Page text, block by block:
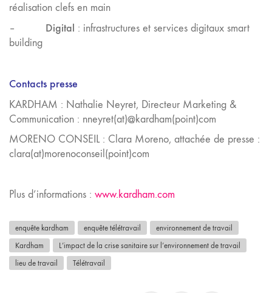
réalisation clefs en main
– Digital : infrastructures et services digitaux smart
building
Contacts presse
KARDHAM : Nathalie Neyret, Directeur Marketing &
Communication : nneyret(at)@kardham(point)com
MORENO CONSEIL : Clara Moreno, attachée de presse :
clara(at)morenoconseil(point)com
Plus d’informations : www.kardham.com
enquête kardham enquête télétravail
environnement de travail
Kardham
L’impact de la crise sanitaire sur l’environnement de travail
lieu de travail
Télétravail